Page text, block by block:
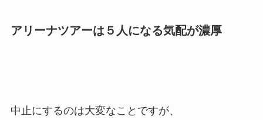
アリーナツアーは５人になる気配が濃厚
中止にするのは大変なことですが、